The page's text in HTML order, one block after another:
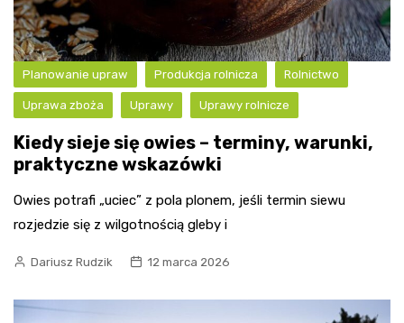
Planowanie upraw Produkcja rolnicza Rolnictwo
Uprawa zboża Uprawy Uprawy rolnicze
Kiedy sieje się owies – terminy, warunki,
praktyczne wskazówki
Owies potrafi „uciec” z pola plonem, jeśli termin siewu
rozjedzie się z wilgotnością gleby i
Dariusz Rudzik 12 marca 2026